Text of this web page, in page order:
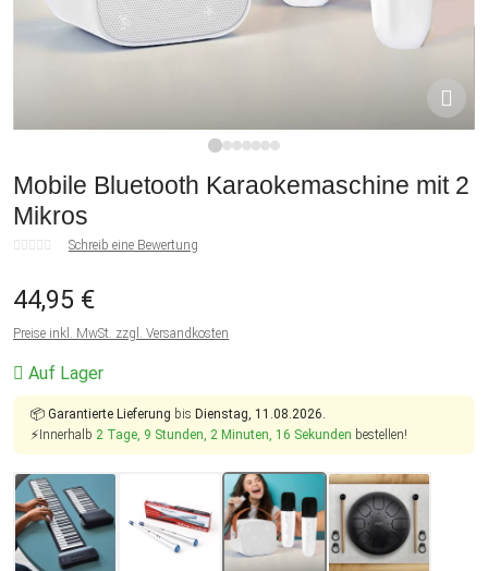
Mobile Bluetooth Karaokemaschine mit 2
Mikros
Schreib eine Bewertung
44,95 €
Preise inkl. MwSt. zzgl. Versandkosten
Auf Lager
📦 Garantierte Lieferung bis Dienstag, 11.08.2026.
⚡Innerhalb 2 Tage, 9 Stunden, 2 Minuten, 15 Sekunden bestellen!